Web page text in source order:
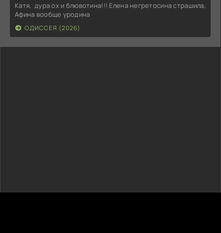
Катя, дура ох и блювотина!!! Елена негретосина страшила,
Афина вообще уродина
ОДИССЕЯ (2026)